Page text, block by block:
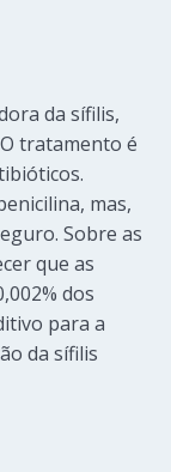
da sífilis,
tratamento é
mas,
Sobre as
que as
dos
para a
da sífilis